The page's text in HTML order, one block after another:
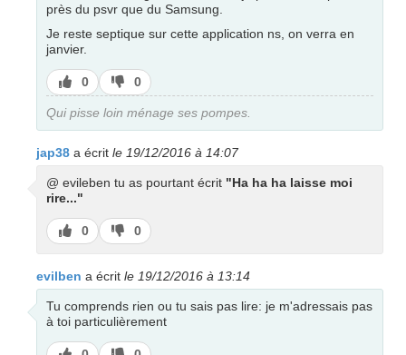
près du psvr que du Samsung.
Je reste septique sur cette application ns, on verra en
janvier.
J’aime
0
J’aime
pas
0
Qui pisse loin ménage ses pompes.
jap38 a écrit le 19/12/2016 à 14:07
@ evileben tu as pourtant écrit "Ha ha ha laisse moi
rire..."
J’aime
0
J’aime
pas
0
evilben a écrit le 19/12/2016 à 13:14
Tu comprends rien ou tu sais pas lire: je m'adressais pas
à toi particulièrement